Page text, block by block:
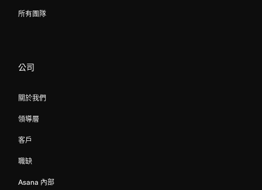
所有團隊
公司
關於我們
領導層
客戶
職缺
Asana 內部